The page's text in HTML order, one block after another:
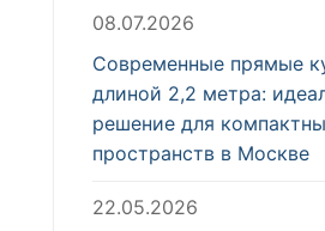
08.07.2026
Современные прямые
длиной 2,2 метра:
решение для
пространств в Москве
22.05.2026